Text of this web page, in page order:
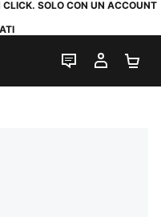
SOLO CON UN ACCOUNT
CHAT IL MIO